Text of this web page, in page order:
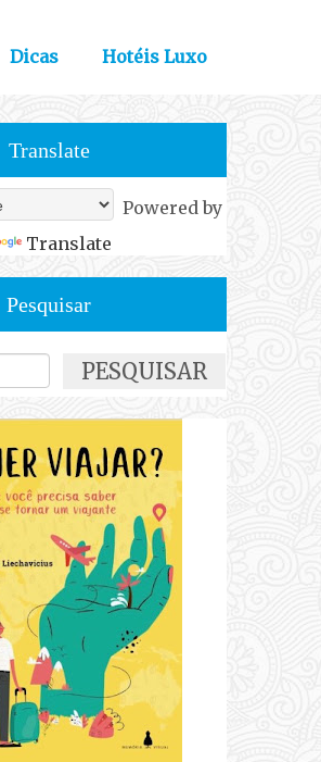
Dicas Hotéis Luxo
Translate
Powered by
Translate
Pesquisar